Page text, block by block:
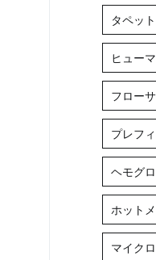
タペット
ヒュー
フロー
プレフ
ヘモグ
ホット
マイク